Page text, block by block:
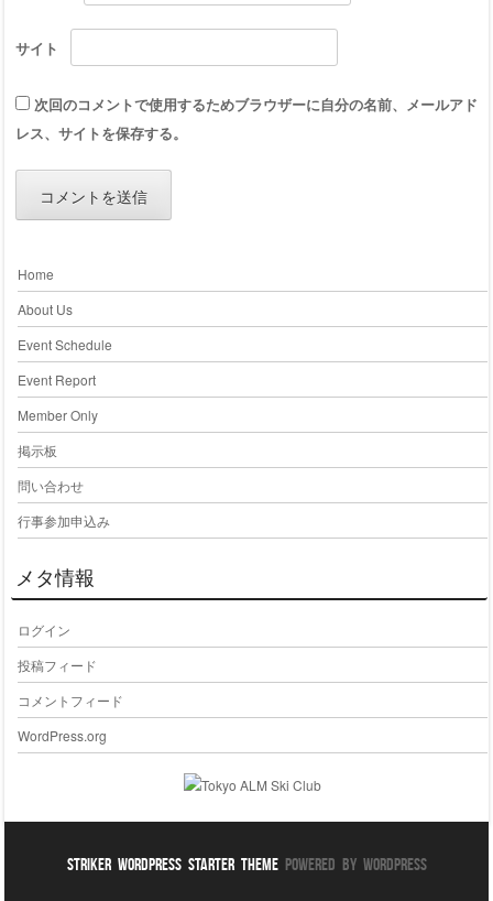
サイト
次回のコメントで使用するためブラウザーに自分の名前、メールアド
レス、サイトを保存する。
Home
About Us
Event Schedule
Event Report
Member Only
掲示板
問い合わせ
行事参加申込み
メタ情報
ログイン
投稿フィード
コメントフィード
WordPress.org
Striker WordPress Starter ThemePowered By WordPress